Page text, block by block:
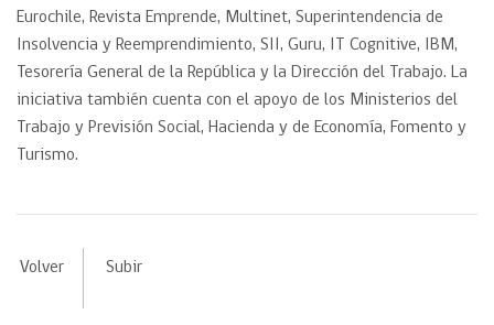
Eurochile, Revista Emprende, Multinet, Superintendencia de
Insolvencia y Reemprendimiento, SII, Guru, IT Cognitive, IBM,
Tesorería General de la República y la Dirección del Trabajo. La
iniciativa también cuenta con el apoyo de los Ministerios del
Trabajo y Previsión Social, Hacienda y de Economía, Fomento y
Turismo.
Volver Subir